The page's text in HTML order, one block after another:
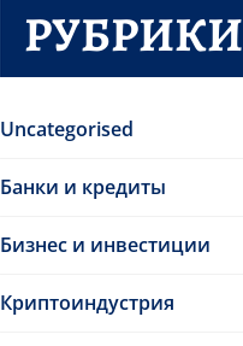
РУБРИКИ
Uncategorised
Банки и кредиты
Бизнес и инвестиции
Криптоиндустрия